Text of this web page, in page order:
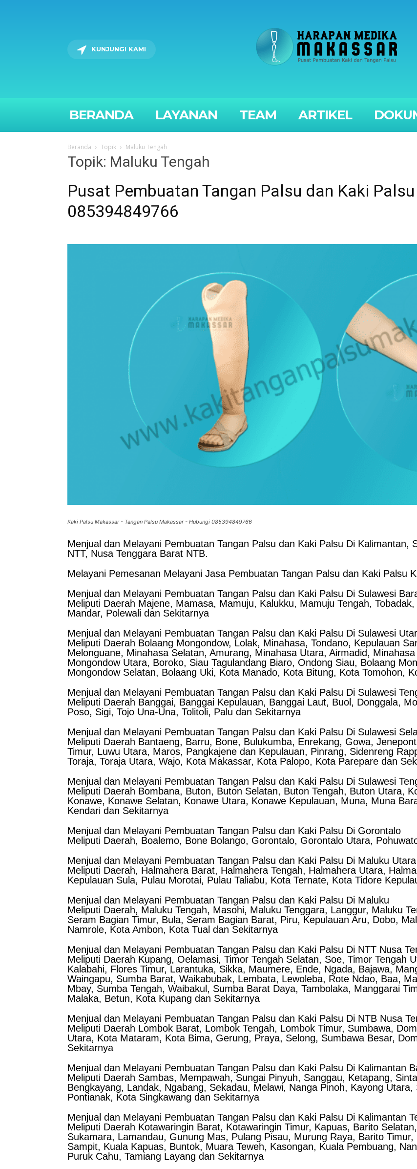
KUNJUNGI KAMI
BERANDA LAYANAN TEAM ARTIKEL
Beranda Topik Maluku Tengah
Topik: Maluku Tengah
Pusat Pembuatan Tangan Palsu dan Kaki
085394849766
Kaki Palsu Makassar - Tangan Palsu Makassar - Hubungi 085394849766
Menjual dan Melayani Pembuatan Tangan Palsu dan Kaki Palsu Di Kalimantan,
NTT, Nusa Tenggara Barat NTB.
Melayani Pemesanan Melayani Jasa Pembuatan Tangan Palsu dan Kaki Palsu
Menjual dan Melayani Pembuatan Tangan Palsu dan Kaki Palsu Di Sulawesi
Meliputi Daerah Majene, Mamasa, Mamuju, Kalukku, Mamuju Tengah,
Mandar, Polewali dan Sekitarnya
Menjual dan Melayani Pembuatan Tangan Palsu dan Kaki Palsu Di Sulawesi
Meliputi Daerah Bolaang Mongondow, Lolak, Minahasa, Tondano, Kepulauan
Melonguane, Minahasa Selatan, Amurang, Minahasa Utara, Airmadid,
Mongondow Utara, Boroko, Siau Tagulandang Biaro, Ondong Siau, Bolaang
Mongondow Selatan, Bolaang Uki, Kota Manado, Kota Bitung, Kota Tomohon,
Menjual dan Melayani Pembuatan Tangan Palsu dan Kaki Palsu Di Sulawesi
Meliputi Daerah Banggai, Banggai Kepulauan, Banggai Laut, Buol, Donggala,
Poso, Sigi, Tojo Una-Una, Tolitoli, Palu dan Sekitarnya
Menjual dan Melayani Pembuatan Tangan Palsu dan Kaki Palsu Di Sulawesi
Meliputi Daerah Bantaeng, Barru, Bone, Bulukumba, Enrekang, Gowa,
Timur, Luwu Utara, Maros, Pangkajene dan Kepulauan, Pinrang, Sidenreng
Toraja, Toraja Utara, Wajo, Kota Makassar, Kota Palopo, Kota Parepare dan
Menjual dan Melayani Pembuatan Tangan Palsu dan Kaki Palsu Di Sulawesi
Meliputi Daerah Bombana, Buton, Buton Selatan, Buton Tengah, Buton Utara,
Konawe, Konawe Selatan, Konawe Utara, Konawe Kepulauan, Muna, Muna
Kendari dan Sekitarnya
Menjual dan Melayani Pembuatan Tangan Palsu dan Kaki Palsu Di Gorontalo
Meliputi Daerah, Boalemo, Bone Bolango, Gorontalo, Gorontalo Utara,
Menjual dan Melayani Pembuatan Tangan Palsu dan Kaki Palsu Di Maluku Utara
Meliputi Daerah, Halmahera Barat, Halmahera Tengah, Halmahera Utara,
Kepulauan Sula, Pulau Morotai, Pulau Taliabu, Kota Ternate, Kota Tidore
Menjual dan Melayani Pembuatan Tangan Palsu dan Kaki Palsu Di Maluku
Meliputi Daerah, Maluku Tengah, Masohi, Maluku Tenggara, Langgur, Maluku
Seram Bagian Timur, Bula, Seram Bagian Barat, Piru, Kepulauan Aru, Dobo,
Namrole, Kota Ambon, Kota Tual dan Sekitarnya
Menjual dan Melayani Pembuatan Tangan Palsu dan Kaki Palsu Di NTT Nusa
Meliputi Daerah Kupang, Oelamasi, Timor Tengah Selatan, Soe, Timor Tengah
Kalabahi, Flores Timur, Larantuka, Sikka, Maumere, Ende, Ngada, Bajawa,
Waingapu, Sumba Barat, Waikabubak, Lembata, Lewoleba, Rote Ndao, Baa,
Mbay, Sumba Tengah, Waibakul, Sumba Barat Daya, Tambolaka, Manggarai
Malaka, Betun, Kota Kupang dan Sekitarnya
Menjual dan Melayani Pembuatan Tangan Palsu dan Kaki Palsu Di NTB Nusa
Meliputi Daerah Lombok Barat, Lombok Tengah, Lombok Timur, Sumbawa,
Utara, Kota Mataram, Kota Bima, Gerung, Praya, Selong, Sumbawa Besar,
Sekitarnya
Menjual dan Melayani Pembuatan Tangan Palsu dan Kaki Palsu Di Kalimantan
Meliputi Daerah Sambas, Mempawah, Sungai Pinyuh, Sanggau, Ketapang,
Bengkayang, Landak, Ngabang, Sekadau, Melawi, Nanga Pinoh, Kayong
Pontianak, Kota Singkawang dan Sekitarnya
Menjual dan Melayani Pembuatan Tangan Palsu dan Kaki Palsu Di Kalimantan
Meliputi Daerah Kotawaringin Barat, Kotawaringin Timur, Kapuas, Barito
Sukamara, Lamandau, Gunung Mas, Pulang Pisau, Murung Raya, Barito
Sampit, Kuala Kapuas, Buntok, Muara Teweh, Kasongan, Kuala Pembuang,
Puruk Cahu, Tamiang Layang dan Sekitarnya